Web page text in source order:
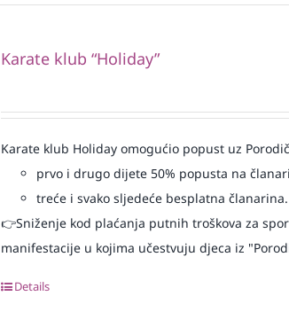
Karate klub “Holiday”
Karate klub Holiday omogućio popust uz
prvo i drugo dijete 50% popusta na
treće i svako sljedeće besplatna članarina.
👉Sniženje kod plaćanja putnih troškova za
manifestacije u kojima učestvuju djeca iz
Details